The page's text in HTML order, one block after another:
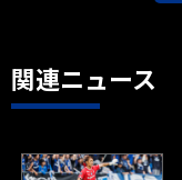
関連ニュース